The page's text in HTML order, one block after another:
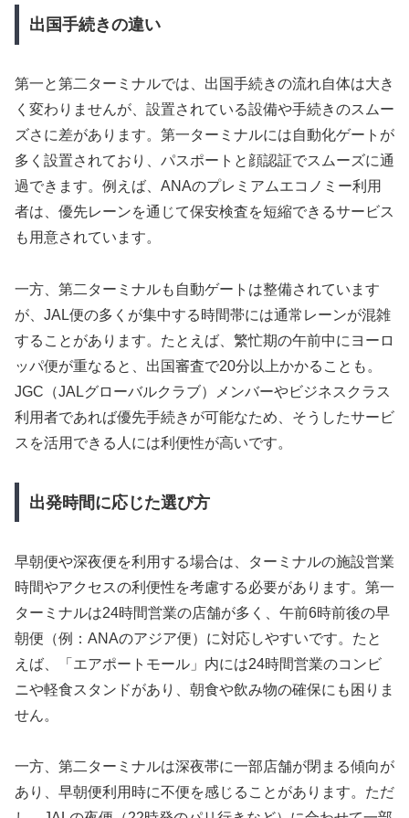
出国手続きの違い
第一と第二ターミナルでは、出国手続きの流れ自体は大き
く変わりませんが、設置されている設備や手続きのスムー
ズさに差があります。第一ターミナルには自動化ゲートが
多く設置されており、パスポートと顔認証でスムーズに通
過できます。例えば、ANAのプレミアムエコノミー利用
者は、優先レーンを通じて保安検査を短縮できるサービス
も用意されています。
一方、第二ターミナルも自動ゲートは整備されています
が、JAL便の多くが集中する時間帯には通常レーンが混雑
することがあります。たとえば、繁忙期の午前中にヨーロ
ッパ便が重なると、出国審査で20分以上かかることも。
JGC（JALグローバルクラブ）メンバーやビジネスクラス
利用者であれば優先手続きが可能なため、そうしたサービ
スを活用できる人には利便性が高いです。
出発時間に応じた選び方
早朝便や深夜便を利用する場合は、ターミナルの施設営業
時間やアクセスの利便性を考慮する必要があります。第一
ターミナルは24時間営業の店舗が多く、午前6時前後の早
朝便（例：ANAのアジア便）に対応しやすいです。たと
えば、「エアポートモール」内には24時間営業のコンビ
ニや軽食スタンドがあり、朝食や飲み物の確保にも困りま
せん。
一方、第二ターミナルは深夜帯に一部店舗が閉まる傾向が
あり、早朝便利用時に不便を感じることがあります。ただ